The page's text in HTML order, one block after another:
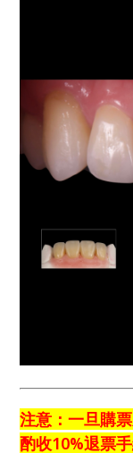
注意：一旦購
酌收10%退票